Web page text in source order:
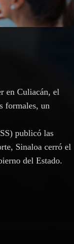
en Culiacán, el
formales, un
publicó las
Sinaloa cerró el
del Estado.